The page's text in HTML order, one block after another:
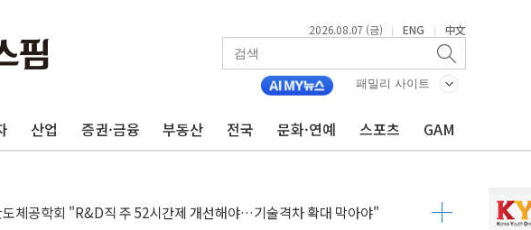
2026.08.07 (금) | ENG | 中文
패밀리 사이트
산업 증권·금융 부동산 전국 문화·연예 스포츠 GAM
사] 공정거래위원회
카오, 2026년 임금협약 타결…연봉 6.3% 인상